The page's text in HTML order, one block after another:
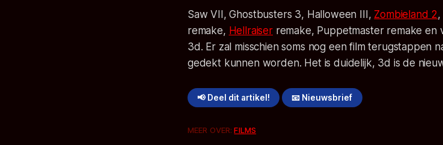
Saw VII, Ghostbusters 3, Halloween III, Zombieland 2,
remake, Hellraiserremake, Puppetmaster remake en
3d. Er zal misschien soms nog een film terugstappen
gedekt kunnen worden. Het is duidelijk, 3d is de
📢 Deel dit artikel! 📧 Nieuwsbrief
MEER OVER:FILMS